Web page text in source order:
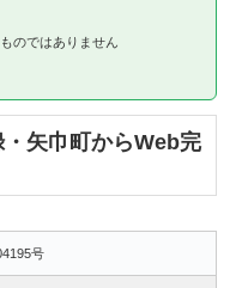
のではありません
矢巾町からWeb完
号